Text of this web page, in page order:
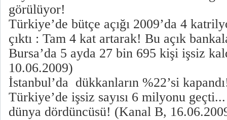
görülüyor!
Türkiye’de bütçe açığı 2009’da 4
çıktı : Tam 4 kat artarak! Bu açık
Bursa’da 5 ayda 27 bin 695 kişi işsiz
10.06.2009)
İstanbul’da dükkanların %22’si
Türkiye’de işsiz sayısı 6 milyonu
dünya dördüncüsü! (Kanal B,